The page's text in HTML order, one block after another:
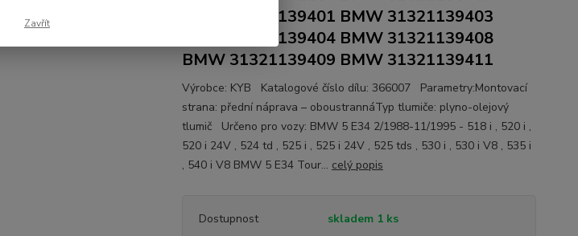
BMW 31321139401 BMW 31321139403
BMW 31321139404 BMW 31321139408
BMW 31321139409 BMW 31321139411
Výrobce: KYB Katalogové číslo dílu: 366007 Parametry:Montovací
strana: přední náprava – oboustrannáTyp tlumiče: plyno-olejový
tlumič Určeno pro vozy: BMW 5 E34 2/1988-11/1995 - 518 i , 520 i ,
520 i 24V , 524 td , 525 i , 525 i 24V , 525 tds , 530 i , 530 i V8 , 535 i
, 540 i V8 BMW 5 E34 Tour... celý popis
Dostupnost
skladem 1 ks
Zavřít